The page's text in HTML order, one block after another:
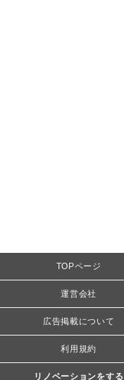
TOPページ
運営会社
広告掲載について
利用規約
リノベーションをする